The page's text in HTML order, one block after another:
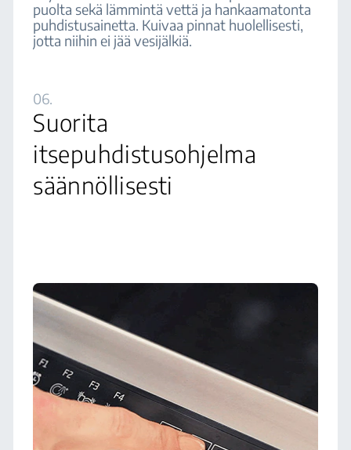
puolta sekä lämmintä vettä ja hankaamatonta
puhdistusainetta. Kuivaa pinnat huolellisesti,
jotta niihin ei jää vesijälkiä.
06.
Suorita
itsepuhdistusohjelma
säännöllisesti